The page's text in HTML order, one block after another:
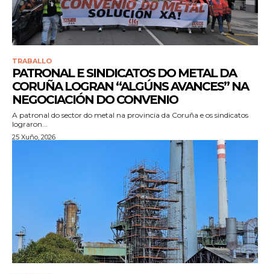
TRABALLO
PATRONAL E SINDICATOS DO METAL DA
CORUÑA LOGRAN “ALGÚNS AVANCES” NA
NEGOCIACIÓN DO CONVENIO
A patronal do sector do metal na provincia da Coruña e os sindicatos
lograron...
25 Xuño, 2026